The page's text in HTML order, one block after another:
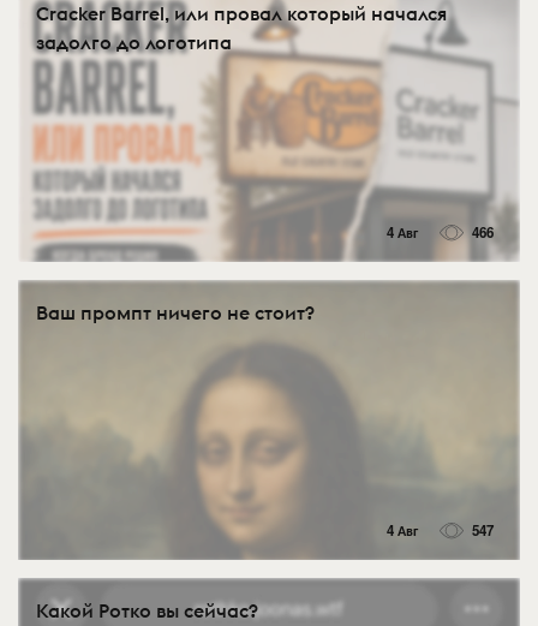
Cracker Barrel, или провал который начался
задолго до логотипа
4 Авг 466
Ваш промпт ничего не стоит?
4 Авг 547
Какой Ротко вы сейчас?